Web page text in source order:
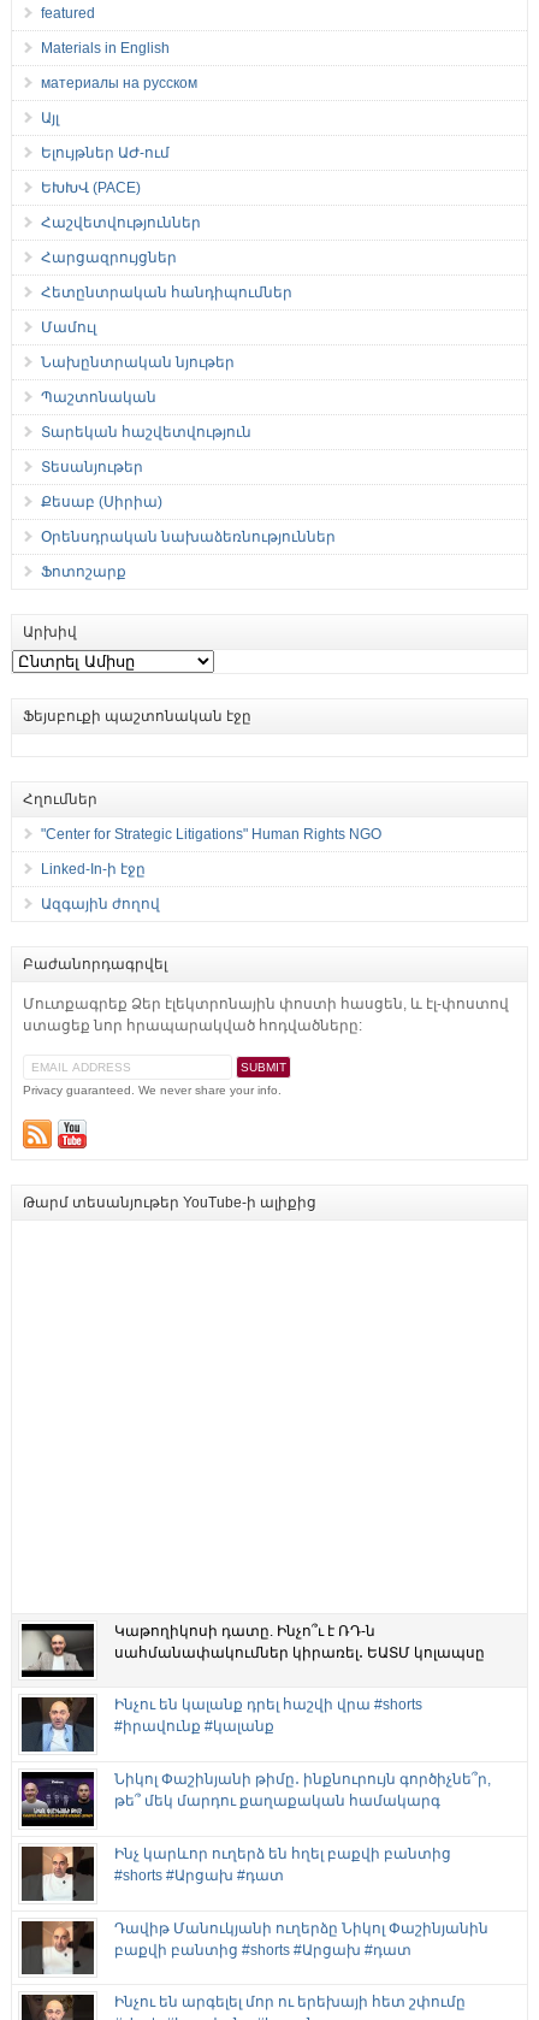
featured
Materials in English
материалы на русском
Այլ
Ելույթներ ԱԺ-ում
ԵԽԽՎ (PACE)
Հաշվետվություններ
Հարցազրույցներ
Հետընտրական հանդիպումներ
Մամուլ
Նախընտրական նյութեր
Պաշտոնական
Տարեկան հաշվետվություն
Տեսանյութեր
Քեսաբ (Սիրիա)
Օրենսդրական նախաձեռնություններ
Ֆոտոշարք
Արխիվ
Արխիվ
Ֆեյսբուքի պաշտոնական էջը
Հղումներ
"Center for Strategic Litigations" Human Rights NGO
Linked-In-ի էջը
Ազգային ժողով
Բաժանորդագրվել
Մուտքագրեք Ձեր էլեկտրոնային փոստի հասցեն, և էլ-փոստով
ստացեք նոր հրապարակված հոդվածները:
Privacy guaranteed. We never share your info.
Թարմ տեսանյութեր YouTube-ի ալիքից
Կաթողիկոսի դատը. Ինչո՞ւ է ՌԴ-ն
սահմանափակումներ կիրառել․ ԵԱՏՄ կոլապսը
Ինչու են կալանք դրել հաշվի վրա #shorts
#իրավունք #կալանք
Նիկոլ Փաշինյանի թիմը․ ինքնուրույն գործիչնե՞ր,
թե՞ մեկ մարդու քաղաքական համակարգ
Ինչ կարևոր ուղերձ են հղել բաքվի բանտից
#shorts #Արցախ #դատ
Դավիթ Մանուկյանի ուղերձը Նիկոլ Փաշինյանին
բաքվի բանտից #shorts #Արցախ #դատ
Ինչու են արգելել մոր ու երեխայի հետ շփումը